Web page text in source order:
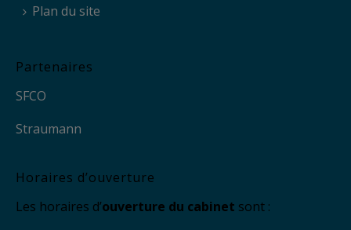
Plan du site
Partenaires
SFCO
Straumann
Horaires d’ouverture
Les horaires d’ouverture du cabinet sont :